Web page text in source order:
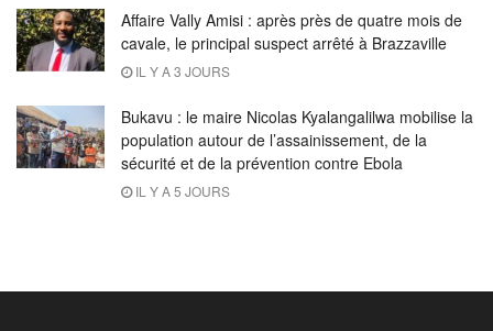
Affaire Vally Amisi : après près de quatre mois de
cavale, le principal suspect arrêté à Brazzaville
IL Y A 3 JOURS
Bukavu : le maire Nicolas Kyalangalilwa mobilise la
population autour de l’assainissement, de la
sécurité et de la prévention contre Ebola
IL Y A 5 JOURS